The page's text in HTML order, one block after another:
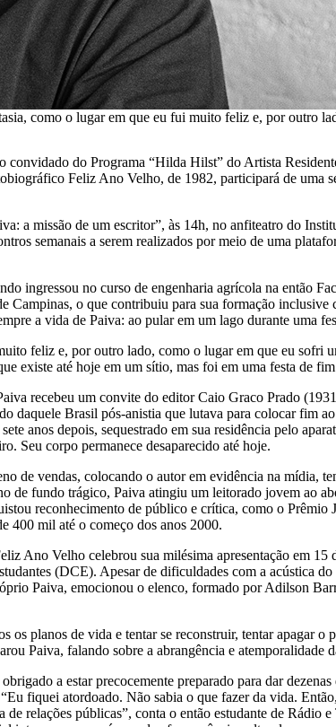
como o lugar em que eu fui muito feliz e, por outro
convidado do Programa “Hilda Hilst” do Artista
Feliz Ano Velho, de 1982, participará de uma
a missão de um escritor”, às 14h, no anfiteatro do
semanais a serem realizados por meio de uma
ingressou no curso de engenharia agrícola na então
o que contribuiu para sua formação
a vida de Paiva: ao pular em um lago durante uma
feliz e, por outro lado, como o lugar em que eu sofri
existe até hoje em um sítio, mas foi em uma festa de
recebeu um convite do editor Caio Graco Prado
daquele Brasil pós-anistia que lutava para colocar fim
anos depois, sequestrado em sua residência pelo
Seu corpo permanece desaparecido até hoje.
de vendas, colocando o autor em evidência na mídia,
de fundo trágico, Paiva atingiu um leitorado jovem ao
reconhecimento de público e crítica, como o
400 mil até o começo dos anos 2000.
Ano Velho celebrou sua milésima apresentação em
(DCE). Apesar de dificuldades com a acústica
Paiva, emocionou o elenco, formado por Adilson
planos de vida e tentar se reconstruir, tentar apagar
Paiva, falando sobre a abrangência e atemporalidade
a estar precocemente preparado para dar
fiquei atordoado. Não sabia o que fazer da vida.
de relações públicas”, conta o então estudante de